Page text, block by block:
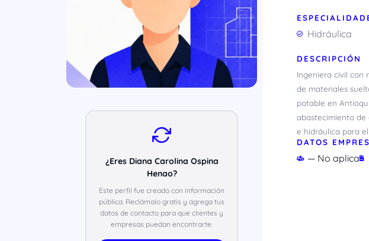
¿Eres Diana Carolina Ospina
Henao?
Este perfil fue creado con información
pública. Reclámalo gratis y agrega tus
datos de contacto para que clientes y
empresas puedan encontrarte.
Hidráulica
DESCRIPCIÓN
Ingeniera civil con
de materiales
potable en
abastecimiento de
e hidráulica para
DATOS
— No aplica